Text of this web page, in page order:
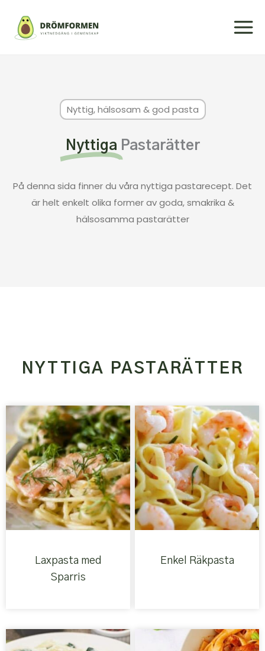
Nyttig, hälsosam & god pasta
Nyttiga Pastarätter
På denna sida finner du våra nyttiga pastarecept. Det
är helt enkelt olika former av goda, smakrika &
hälsosamma pastarätter
NYTTIGA PASTARÄTTER
Laxpasta med
Sparris
Enkel Räkpasta